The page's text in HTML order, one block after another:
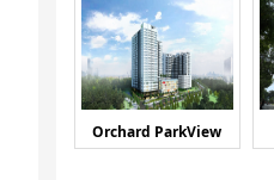
Orchard ParkView